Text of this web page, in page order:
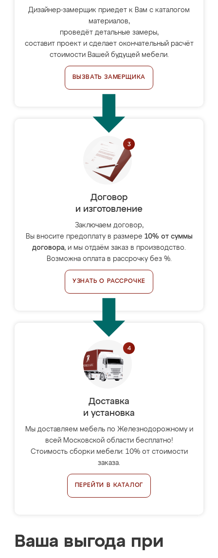
Дизайнер-замерщик приедет к Вам с каталогом
материалов,
проведёт детальные замеры,
составит проект и сделает окончательный расчёт
стоимости Вашей будущей мебели.
ВЫЗВАТЬ ЗАМЕРЩИКА
Договор
и изготовление
Заключаем договор,
Вы вносите предоплату в размере 10% от суммы
договора, и мы отдаём заказ в производство.
Возможна оплата в рассрочку без %.
УЗНАТЬ О РАССРОЧКЕ
Доставка
и установка
Мы доставляем мебель по Железнодорожному и
всей Московской области бесплатно!
Стоимость сборки мебели: 10% от стоимости
заказа.
ПЕРЕЙТИ В КАТАЛОГ
Ваша выгода при